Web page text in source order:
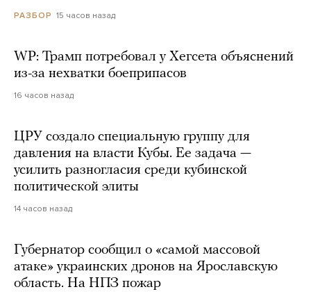
РАЗБОР 15 часов назад
WP: Трамп потребовал у Хегсета объяснений
из-за нехватки боеприпасов
16 часов назад
ЦРУ создало специальную группу для
давления на власти Кубы. Ее задача —
усилить разногласия среди кубинской
политической элиты
14 часов назад
Губернатор сообщил о «самой массовой
атаке» украинских дронов на Ярославскую
область. На НПЗ пожар